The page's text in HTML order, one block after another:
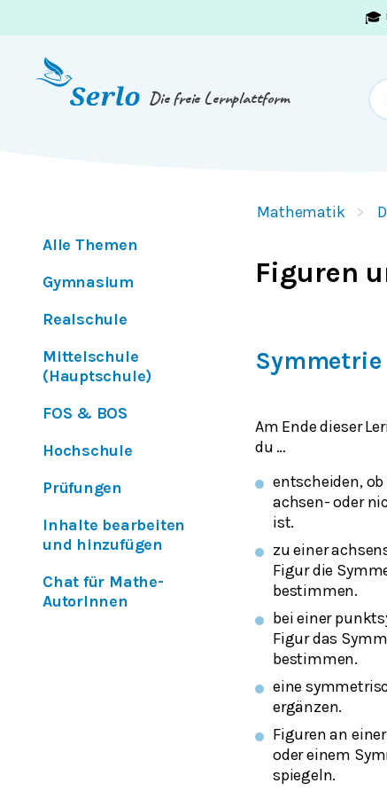
🎓
Die freie Lernplattform
Alle Themen
Gymnasium
Realschule
Mittelschule
(Hauptschule)
FOS & BOS
Hochschule
Prüfungen
Inhalte bearbeiten
und hinzufügen
Chat für Mathe-
AutorInnen
Mathematik
Figuren
Symmetrie
Am Ende dieser
du …
entscheiden,
achsen- oder
ist.
zu einer
Figur die
bestimmen.
bei einer
Figur das
bestimmen.
eine
ergänzen.
Figuren an
oder einem
spiegeln.